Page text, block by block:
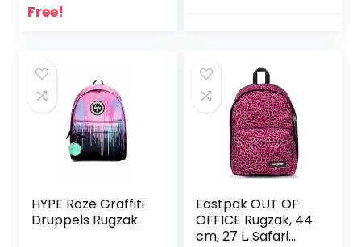
schokken – KID
Free!
HYPE Roze Graffiti
Druppels Rugzak
Eastpak OUT OF
OFFICE Rugzak, 44
cm, 27 L, Safari